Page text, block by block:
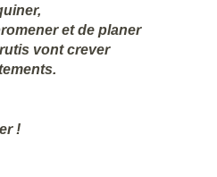
et de planer
vont crever
!